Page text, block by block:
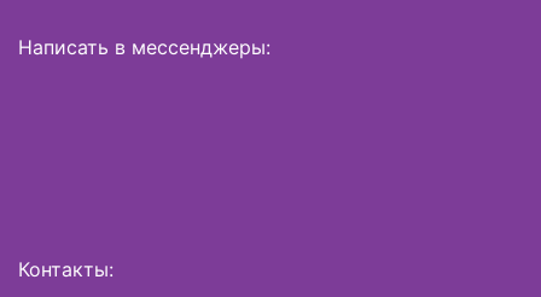
Написать в мессенджеры:
Контакты: